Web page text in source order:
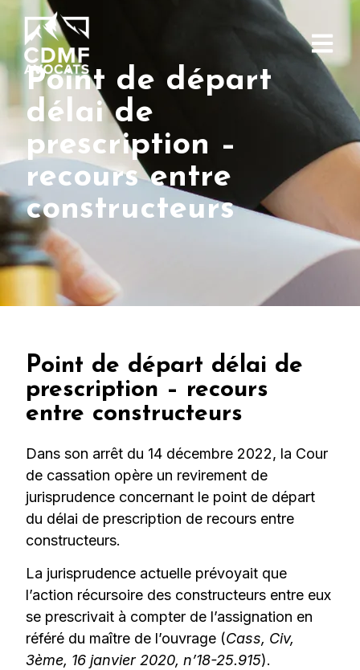
Point de départ
délai de
prescription –
recours entre
constructeurs
Point de départ délai de
prescription – recours
entre constructeurs
Dans son arrêt du 14 décembre 2022, la Cour
de cassation opère un revirement de
jurisprudence concernant le point de départ
du délai de prescription de recours entre
constructeurs.
La jurisprudence actuelle prévoyait que
l’action récursoire des constructeurs entre eux
se prescrivait à compter de l’assignation en
référé du maître de l’ouvrage (Cass, Civ,
3ème, 16 janvier 2020, n’18-25.915).